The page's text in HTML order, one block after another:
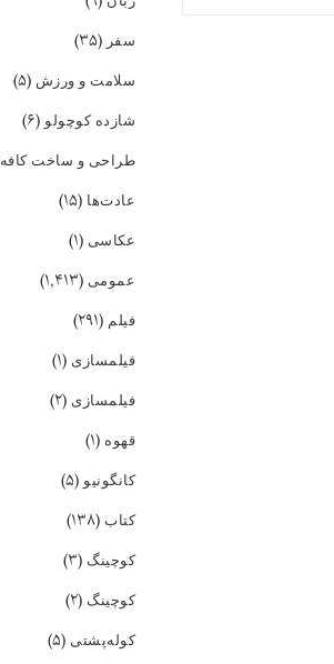
سفر(۳۵)
سلامت و ورزش (۵)
شازده کوچولو(۶)
طراحی و ساخت کافه
عادت‌ها (۱۵)
عکاسی (۱)
عمومی (۱,۴۱۳)
فیلم (۲۹۱)
فیلمسازی (۱)
فیلمسازی (۲)
قهوه (۱)
کانگونیو(۵)
کتاب (۱۳۸)
کوچینگ (۳)
کوچینگ (۲)
کوله‌پشتی (۵)